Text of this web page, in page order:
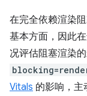
在完全依赖渲染
基本方面，因此
况评估阻塞渲染
Vitals 的影响，主